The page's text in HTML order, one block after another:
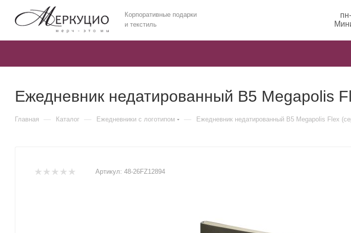
Корпоративные подарки
и текстиль
Ежедневник недатированный B5 Megapolis
Главная — Каталог — Ежедневники c логотипом — Ежедневник недатированный B5 Megapolis Flex
Артикул: 48-26FZ12894